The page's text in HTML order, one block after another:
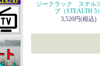
ジークラック ステル
ブ（STEALTH 5
3,520円(税込)